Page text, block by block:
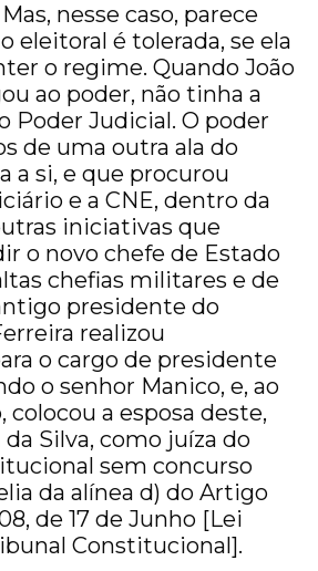
nesse caso, parece
eleitoral é tolerada, se ela
o regime. Quando João
ao poder, não tinha a
Poder Judicial. O poder
de uma outra ala do
a si, e que procurou
e a CNE, dentro da
iniciativas que
o novo chefe de Estado
chefias militares e de
presidente do
realizou
o cargo de presidente
o senhor Manico, e, ao
a esposa deste,
Silva, como juíza do
sem concurso
da alínea d) do Artigo
08, de 17 de Junho [Lei
Constitucional].